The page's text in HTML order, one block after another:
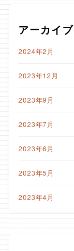
アーカイブ
2024年2月
2023年12月
2023年9月
2023年7月
2023年6月
2023年5月
2023年4月